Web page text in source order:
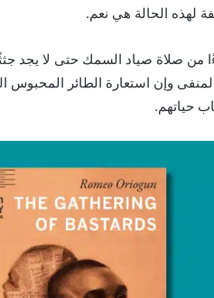
لهذه الحالة هي نعم.
من صلاة صياد السمك حتى لا يجد
وإن استعارة الطائر المحبوس
حياتهم.